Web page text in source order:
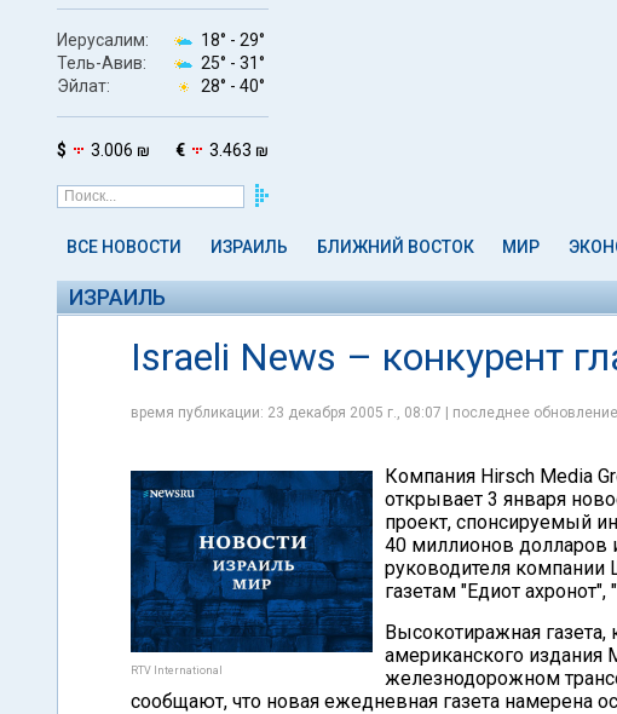
Иерусалим: 18° - 29°
Тель-Авив:
25° - 31°
Эйлат:
28° - 40°
$ 3.006 ₪ € 3.463 ₪
ВСЕ НОВОСТИ ИЗРАИЛЬ БЛИЖНИЙ ВОСТОК МИР
ИЗРАИЛЬ
Israeli News – конкурент
время публикации: 23 декабря 2005 г., 08:07 | последнее
RTV International
Компания Hirsch Media
открывает 3 января
проект, спонсируемый
40 миллионов долларов
руководителя
газетам "Едиот
Высокотиражная газета,
американского издания
железнодорожном
сообщают, что новая ежедневная газета намерена